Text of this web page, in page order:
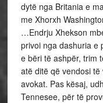
dytë nga Britania e
me Xhorxh
…Endrju Xhekson
privoi nga dashuria e
e bëri të ashpër, trim
atë ditë që vendosi të
avokat. Pas kësaj,
Tennesee, për të